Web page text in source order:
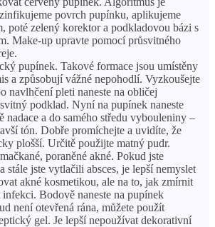
povrch pupínku, aplikujeme
poté zelený korektor a podkladovou bázi s
Make-up upravte pomocí průsvitného
pupínek. Takové formace jsou umístěny
a způsobují vážné nepohodlí. Vyzkoušejte
navlhčení pleti naneste na obličej
podklad. Nyní na pupínek naneste
nadace a do samého středu vybouleniny –
tón. Dobře promíchejte a uvidíte, že
plošší. Určitě použijte matný pudr.
poraněné akné. Pokud jste
stále jste vytlačili absces, je lepší nemyslet
akné kosmetikou, ale na to, jak zmírnit
infekci. Bodově naneste na pupínek
není otevřená rána, můžete použít
gel. Je lepší nepoužívat dekorativní